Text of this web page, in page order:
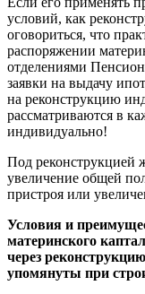
условий, как
оговориться, что
распоряжении
отделениями
заявки на выдачу
на реконструкцию
рассматриваются в
индивидуально!
Под реконструкцией
увеличение общей
пристроя или
Условия и
материнского
через
упомянуты при